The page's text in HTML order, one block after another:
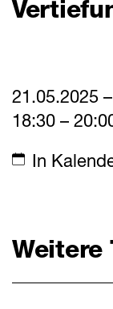
21.05.2025
18:30 –
In
Weitere
Kontakt
Termine
Webmail